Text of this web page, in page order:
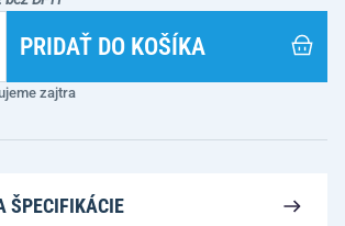
PRIDAŤ DO KOŠÍKA
zajtra
ŠPECIFIKÁCIE